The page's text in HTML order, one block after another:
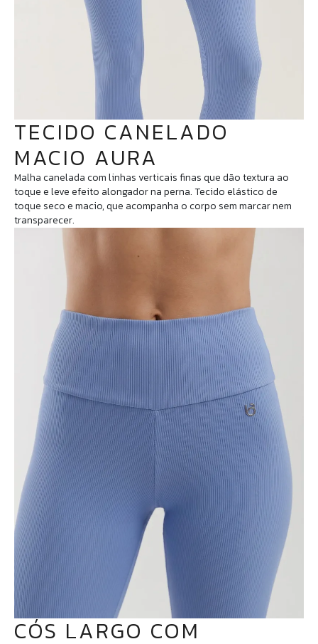
TECIDO CANELADO
MACIO AURA
Malha canelada com linhas verticais finas que dão textura ao
toque e leve efeito alongador na perna. Tecido elástico de
toque seco e macio, que acompanha o corpo sem marcar nem
transparecer.
CÓS LARGO COM